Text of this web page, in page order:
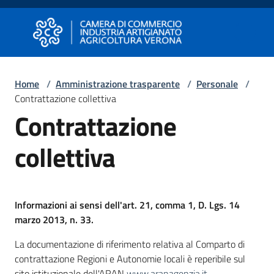
Vai al contenuto
Vai alla navigazione
Vai al footer
Camera di Commercio di Verona
Camera di Commercio di Verona
Avviare
Impresa
Gestire
Impresa
e
Home / Amministrazione trasparente / Personale /
Contrattazione collettiva
Contrattazione
collettiva
Informazioni ai sensi dell'art. 21, comma 1, D. Lgs. 14
marzo 2013, n. 33.
La documentazione di riferimento relativa al Comparto di
contrattazione Regioni e Autonomie locali è reperibile sul